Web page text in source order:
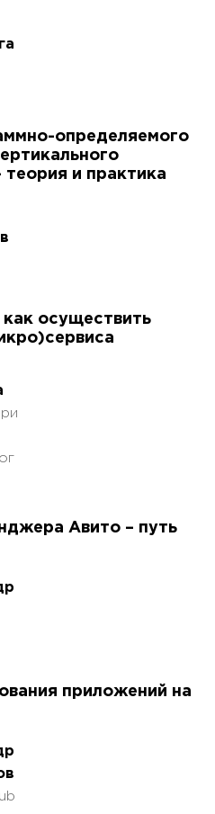
определяемого
и практика
осуществить
Авито – путь
приложений на